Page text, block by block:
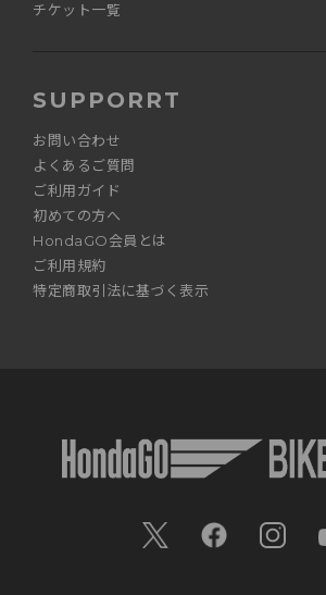
チケット一覧
SUPPORRT
お問い合わせ
よくあるご質問
ご利用ガイド
初めての方へ
HondaGO会員とは
ご利用規約
特定商取引法に基づく表示